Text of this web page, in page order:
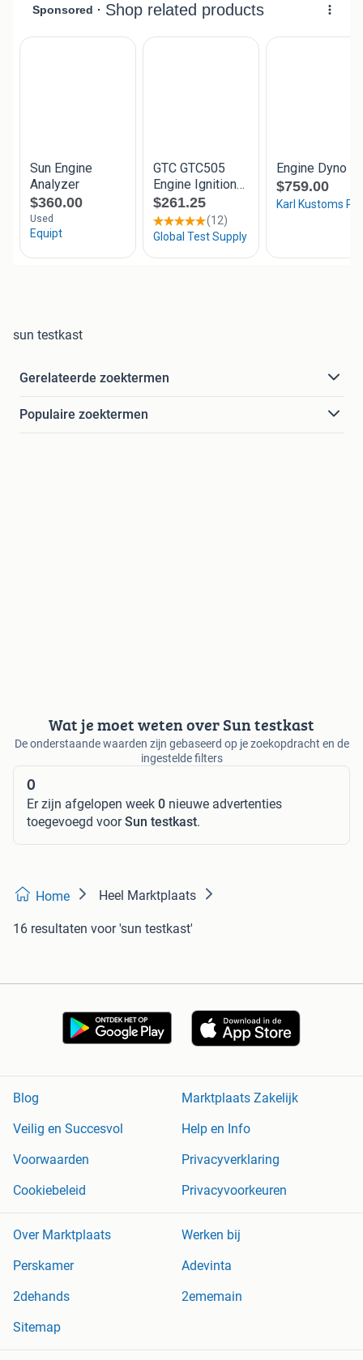
sun testkast
Gerelateerde zoektermen
Populaire zoektermen
Wat je moet weten over Sun testkast
De onderstaande waarden zijn gebaseerd op je zoekopdracht en de
ingestelde filters
0
Er zijn afgelopen week 0 nieuwe advertenties
toegevoegd voorSun testkast.
Home Heel Marktplaats
16 resultaten voor 'sun testkast'
Blog
Marktplaats Zakelijk
Veilig en Succesvol
Help en Info
Voorwaarden
Privacyverklaring
Cookiebeleid
Privacyvoorkeuren
Over Marktplaats
Werken bij
Perskamer
Adevinta
2dehands
2ememain
Sitemap